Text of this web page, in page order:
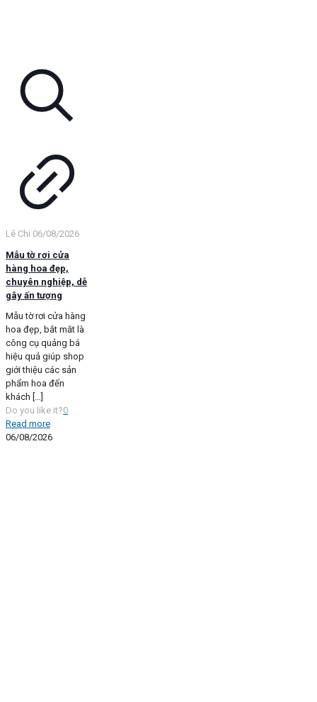
Lê Chi 06/08/2026
Mẫu tờ rơi cửa
hàng hoa đẹp,
chuyên nghiệp, dễ
gây ấn tượng
Mẫu tờ rơi cửa hàng
hoa đẹp, bắt mắt là
công cụ quảng bá
hiệu quả giúp shop
giới thiệu các sản
phẩm hoa đến
khách […]
Do you like it?0
Read more
06/08/2026